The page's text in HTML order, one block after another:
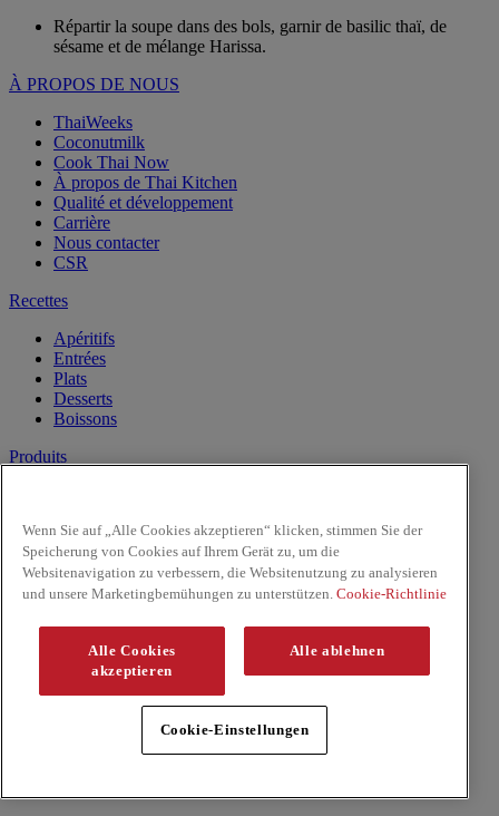
Répartir la soupe dans des bols, garnir de basilic thaï, de
sésame et de mélange Harissa.
À PROPOS DE NOUS
ThaiWeeks
Coconutmilk
Cook Thai Now
À propos de Thai Kitchen
Qualité et développement
Carrière
Nous contacter
CSR
Recettes
Apéritifs
Entrées
Plats
Desserts
Boissons
Produits
Riz & Nouilles
Sauces prêtes à l'emploi
Sauces
Youtube
Copyright © 2026 ThaiKitchen (McCormick & Company, Inc).
Tous droits réservés
Règles de confidentialité
Politique relative aux cookies
Wenn Sie auf „Alle Cookies akzeptieren“ klicken, stimmen Sie der
Speicherung von Cookies auf Ihrem Gerät zu, um die
Websitenavigation zu verbessern, die Websitenutzung zu analysieren
und unsere Marketingbemühungen zu unterstützen. Cookie-Richtlinie
Alle Cookies
akzeptieren
Alle ablehnen
Cookie-Einstellungen